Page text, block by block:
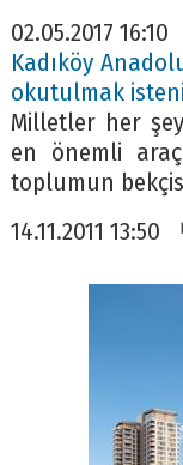
02.05.2017
Kadıköy
okutulmak
Milletler her
en önemli
toplumun
14.11.2011